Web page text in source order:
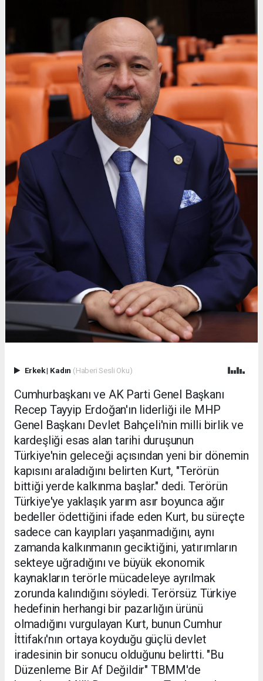
Erkek| Kadın (Haberi Sesli Oku)
Cumhurbaşkanı ve AK Parti Genel Başkanı
Recep Tayyip Erdoğan'ın liderliği ile MHP
Genel Başkanı Devlet Bahçeli'nin milli birlik ve
kardeşliği esas alan tarihi duruşunun
Türkiye'nin geleceği açısından yeni bir dönemin
kapısını araladığını belirten Kurt, "Terörün
bittiği yerde kalkınma başlar." dedi. Terörün
Türkiye'ye yaklaşık yarım asır boyunca ağır
bedeller ödettiğini ifade eden Kurt, bu süreçte
sadece can kayıpları yaşanmadığını, aynı
zamanda kalkınmanın geciktiğini, yatırımların
sekteye uğradığını ve büyük ekonomik
kaynakların terörle mücadeleye ayrılmak
zorunda kalındığını söyledi. Terörsüz Türkiye
hedefinin herhangi bir pazarlığın ürünü
olmadığını vurgulayan Kurt, bunun Cumhur
İttifakı'nın ortaya koyduğu güçlü devlet
iradesinin bir sonucu olduğunu belirtti. "Bu
Düzenleme Bir Af Değildir" TBMM'de